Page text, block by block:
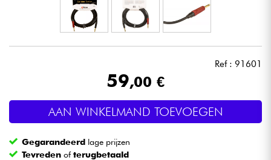
Microfoon
Licht
Ref : 91601
59,00 €
AAN WINKELMAND TOEVOEGEN
Gegarandeerd lage prijzen
Tevreden ofterugbetaald